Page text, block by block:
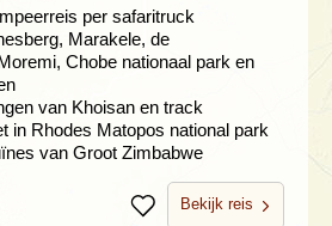
per safaritruck
Marakele, de
Chobe nationaal park en
van Khoisan en track
in Rhodes Matopos national park
van Groot Zimbabwe
BewarenBekijk reis